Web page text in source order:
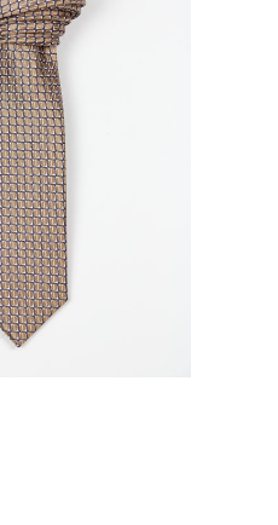
Ergänzung zu
Krawatten von
Qualität aus